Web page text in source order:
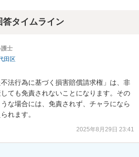
タイムライン
士
田区
不法行為に基づく損害賠償請求権」は、非
ても免責されないことになります。その
な場合には、免責されず、チャラになら
れます。
2025年8月29日 23:41